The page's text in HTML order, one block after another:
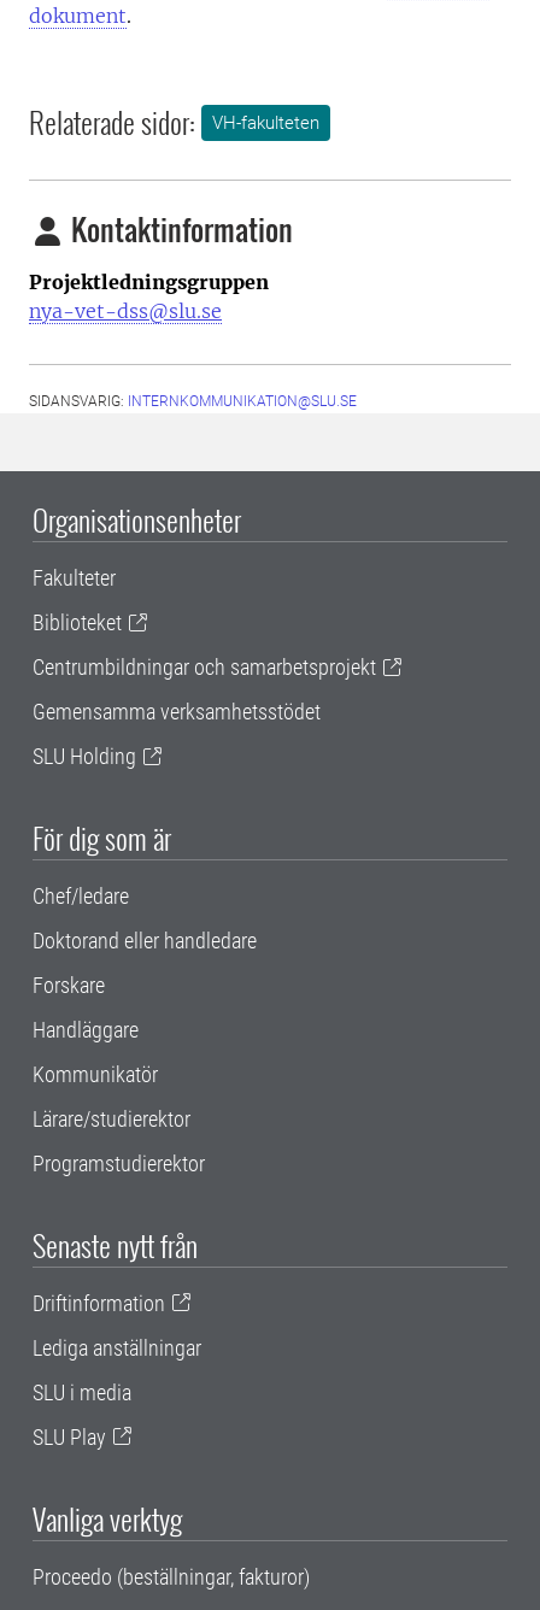
dokument.
Relaterade sidor: VH-fakulteten
Kontaktinformation
Projektledningsgruppen
nya-vet-dss@slu.se
SIDANSVARIG: INTERNKOMMUNIKATION@SLU.SE
Organisationsenheter
Fakulteter
Biblioteket
Centrumbildningar och samarbetsprojekt
Gemensamma verksamhetsstödet
SLU Holding
För dig som är
Chef/ledare
Doktorand eller handledare
Forskare
Handläggare
Kommunikatör
Lärare/studierektor
Programstudierektor
Senaste nytt från
Driftinformation
Lediga anställningar
SLU i media
SLU Play
Vanliga verktyg
Proceedo (beställningar, fakturor)